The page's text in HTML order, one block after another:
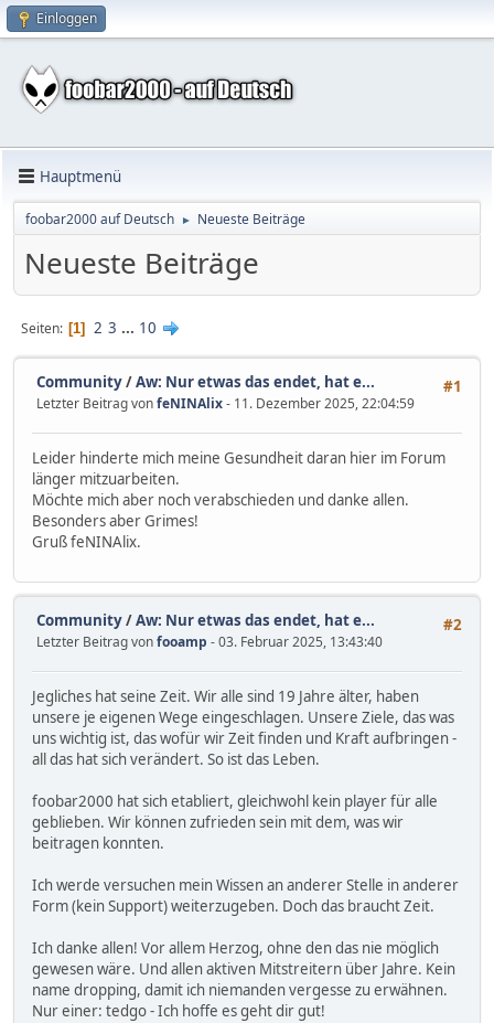
Einloggen
Hauptmenü
foobar2000 auf Deutsch ► Neueste Beiträge
Neueste Beiträge
Seiten 1 2 3 ... 10
#1
Community/Aw: Nur etwas das endet, hat e...
Letzter Beitrag vonfeNINAlix- 11. Dezember 2025, 22:04:59
Leider hinderte mich meine Gesundheit daran hier im Forum
länger mitzuarbeiten.
Möchte mich aber noch verabschieden und danke allen.
Besonders aber Grimes!
Gruß feNINAlix.
#2
Community/Aw: Nur etwas das endet, hat e...
Letzter Beitrag vonfooamp - 03. Februar 2025, 13:43:40
Jegliches hat seine Zeit. Wir alle sind 19 Jahre älter, haben
unsere je eigenen Wege eingeschlagen. Unsere Ziele, das was
uns wichtig ist, das wofür wir Zeit finden und Kraft aufbringen -
all das hat sich verändert. So ist das Leben.
foobar2000 hat sich etabliert, gleichwohl kein player für alle
geblieben. Wir können zufrieden sein mit dem, was wir
beitragen konnten.
Ich werde versuchen mein Wissen an anderer Stelle in anderer
Form (kein Support) weiterzugeben. Doch das braucht Zeit.
Ich danke allen! Vor allem Herzog, ohne den das nie möglich
gewesen wäre. Und allen aktiven Mitstreitern über Jahre. Kein
name dropping, damit ich niemanden vergesse zu erwähnen.
Nur einer: tedgo - Ich hoffe es geht dir gut!